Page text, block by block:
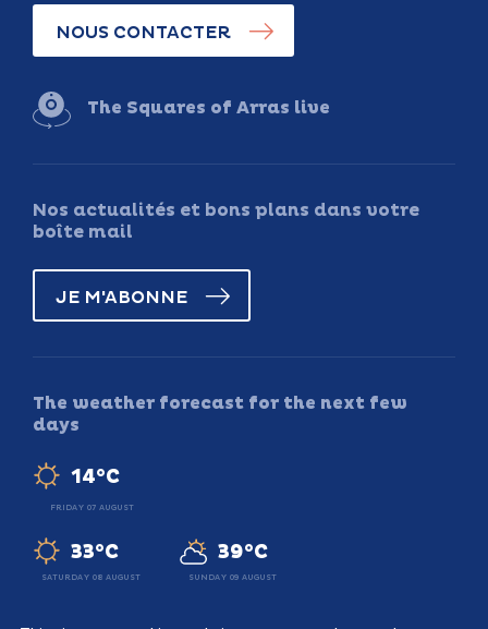
NOUS CONTACTER
The Squares of Arras live
Nos actualités et bons plans dans votre
boîte mail
JE M'ABONNE
The weather forecast for the next few
days
14°C
FRIDAY 07 AUGUST
33°C
SATURDAY 08 AUGUST
39°C
SUNDAY 09 AUGUST